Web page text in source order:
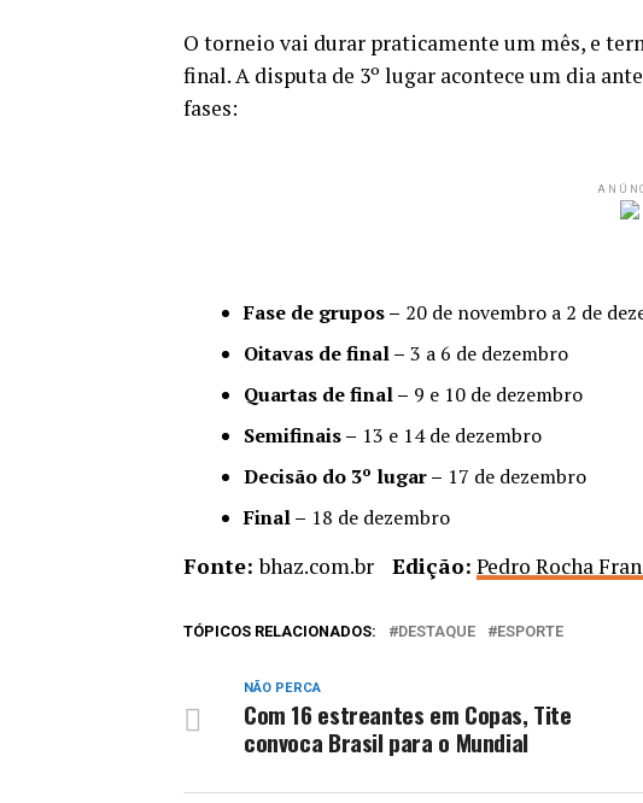
O torneio vai durar praticamente um mês, e
final. A disputa de 3º lugar acontece um dia
fases:
Fase de grupos – 20 de novembro a 2 de
Oitavas de final – 3 a 6 de dezembro
Quartas de final – 9 e 10 de dezembro
Semifinais – 13 e 14 de dezembro
Decisão do 3º lugar – 17 de dezembro
Final – 18 de dezembro
Fonte:bhaz.com.br Edição: Pedro Rocha
TÓPICOS RELACIONADOS: DESTAQUE ESPORTE
NÃO PERCA
Com 16 estreantes em Copas, Tite
convoca Brasil para o Mundial